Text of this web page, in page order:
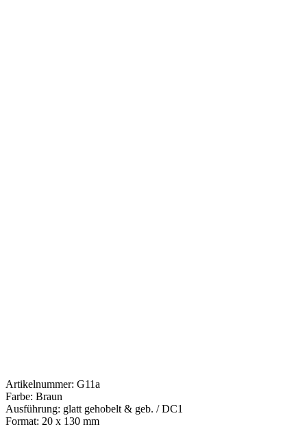
Artikelnummer: G11a
Farbe: Braun
Ausführung: glatt gehobelt & geb. / DC1
Format: 20 x 130 mm